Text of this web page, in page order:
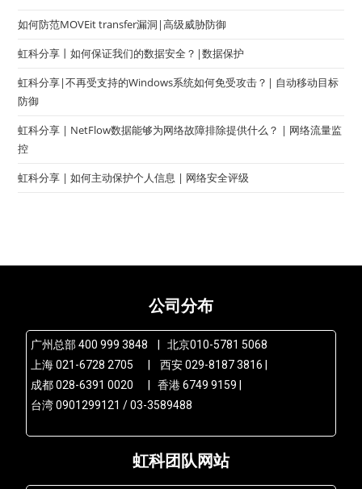
如何防范MOVEit transfer漏洞|高级威胁防御
虹科分享丨如何保证我们的数据安全？|数据保护
虹科分享|不再受支持的Windows系统如何免受攻击？| 自动移动目标
防御
虹科分享 | NetFlow数据能够为网络故障排除提供什么？ | 网络流量监
控
虹科分享 | 如何主动保护个人信息 | 网络安全评级
公司分布
广州总部 400 999 3848 | 北京010-5781 5068
上海 021-6728 2705 | 西安 029-8187 3816 |
成都 028-6391 0020 | 香港 6749 9159 |
台湾 0901299121 / 03-3589488
虹科团队网站